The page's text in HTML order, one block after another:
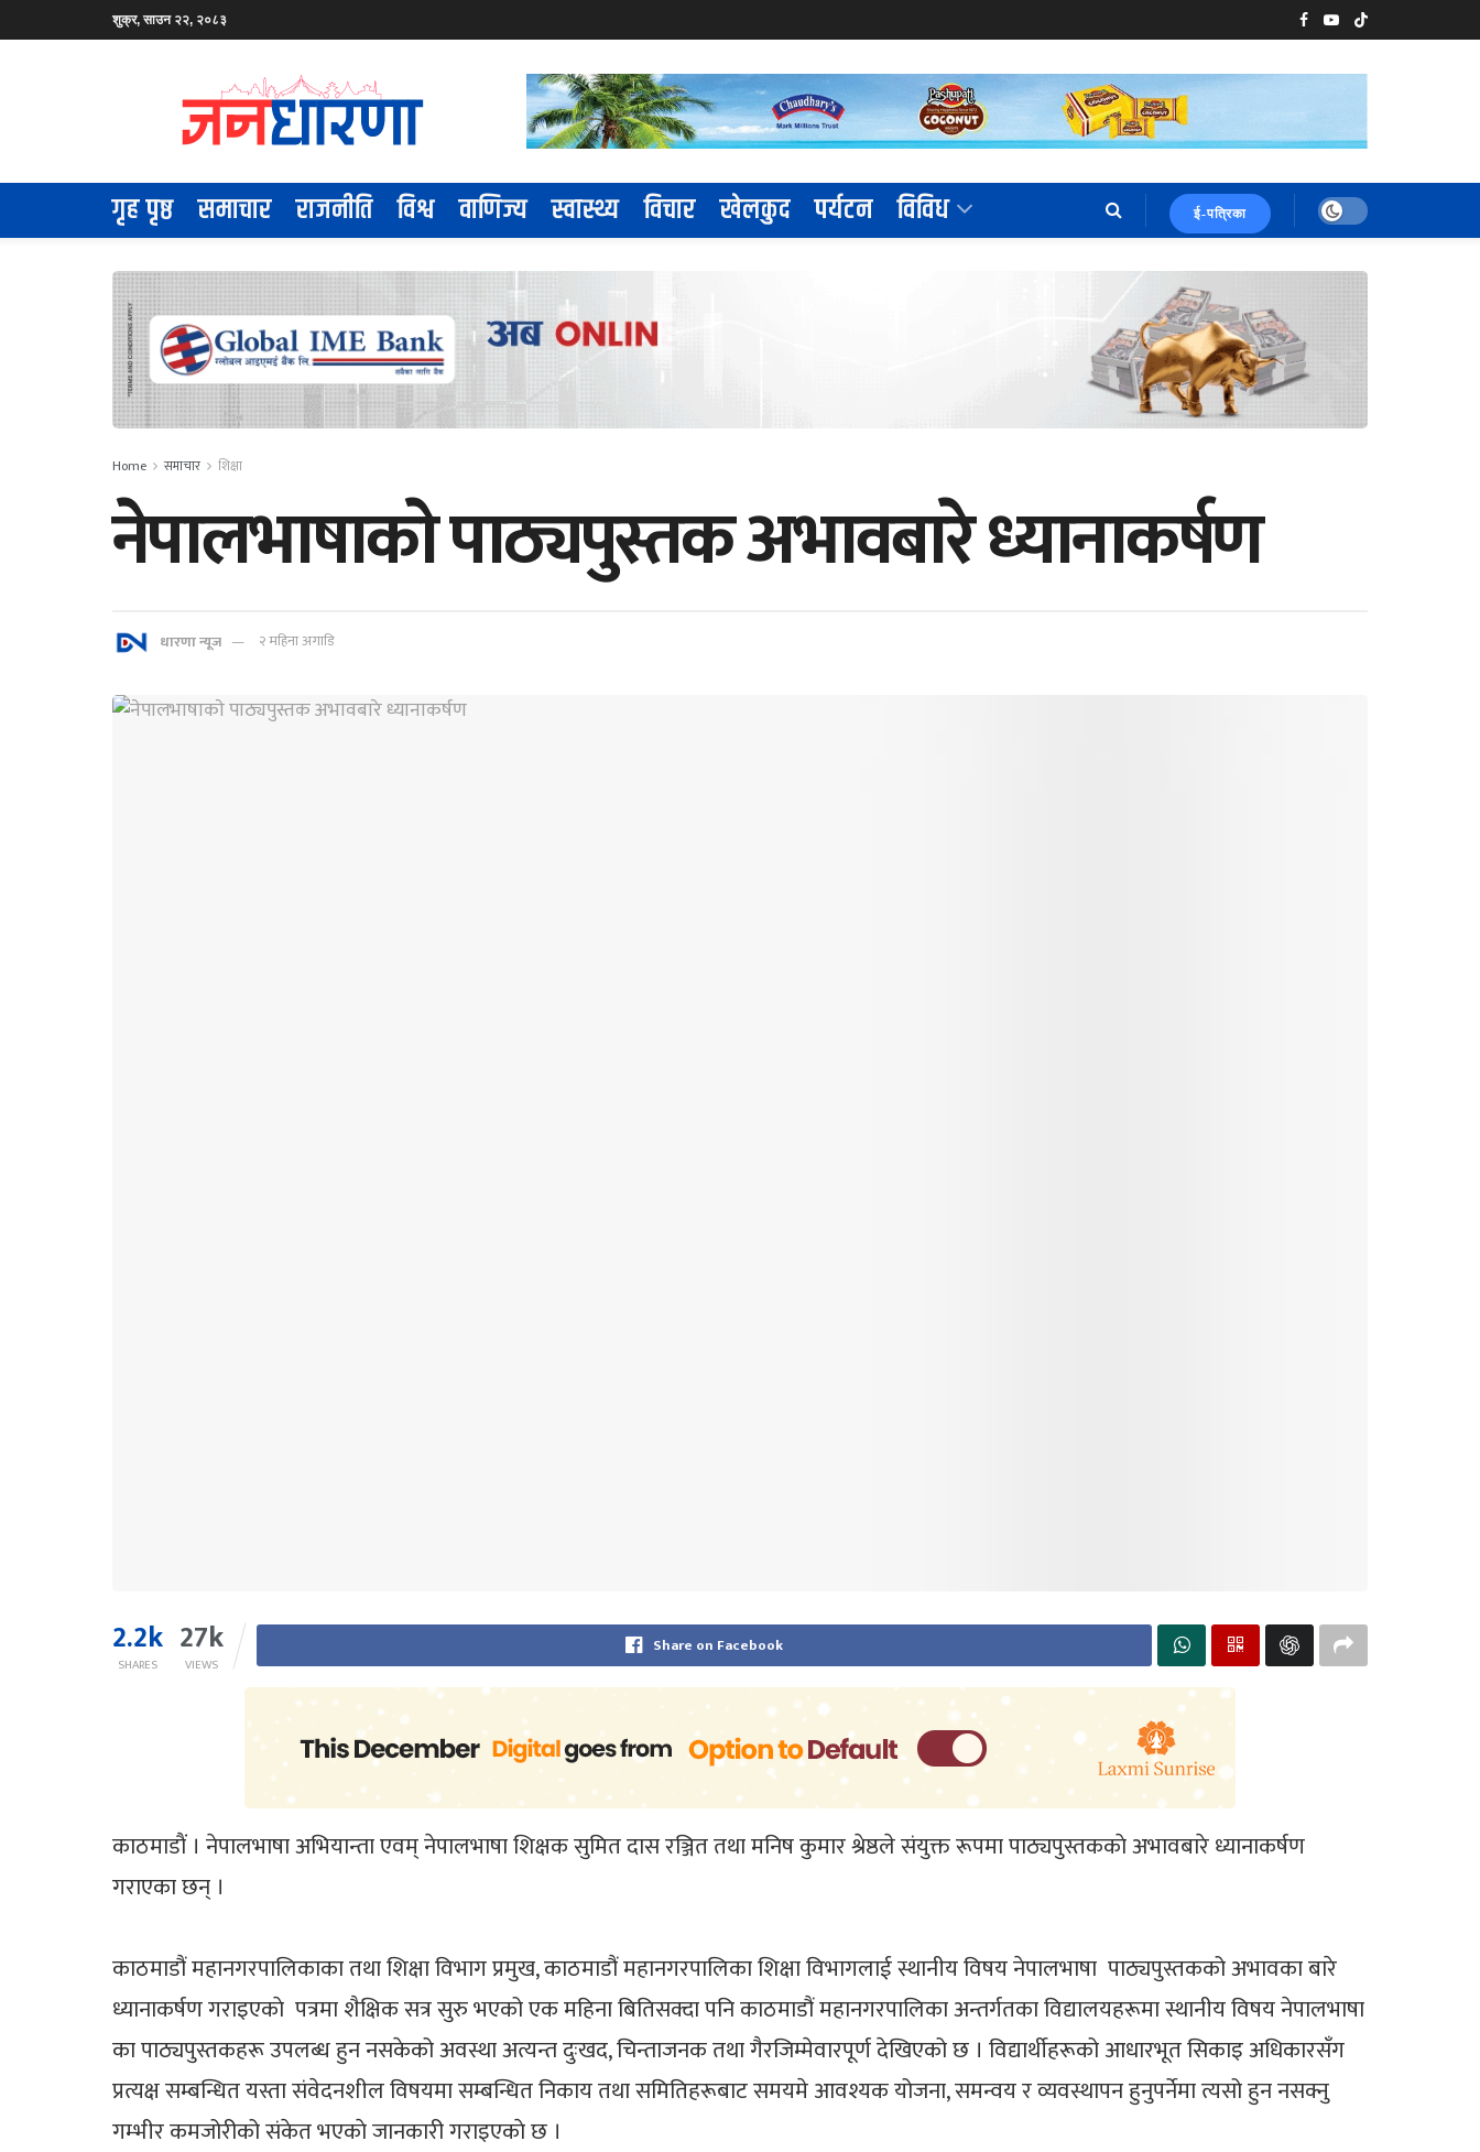
शुक्र, साउन २२, २०८३
गृह पृष्ठ समाचार राजनीति विश्व वाणिज्य स्वास्थ्य विचार खेलकुद पर्यटन विविध ई-पत्रिका
Home समाचार शिक्षा
नेपालभाषाकाे पाठ्यपुस्तक अभावबारे ध्यानाकर्षण
धारणा न्यूज २ महिना अगाडि
2.2k
SHARES
27k
VIEWS
Share on Facebook
काठमाडाैं । नेपालभाषा अभियान्ता एवम् नेपालभाषा शिक्षक सुमित दास रञ्जित तथा मनिष कुमार श्रेष्ठले संयुक्त रूपमा पाठ्यपुस्तककाे अभावबारे ध्यानाकर्षण
गराएका छन् ।
काठमाडौं महानगरपालिकाका तथा शिक्षा विभाग प्रमुख, काठमाडौं महानगरपालिका शिक्षा विभागलाई स्थानीय विषय नेपालभाषा पाठ्यपुस्तकको अभावका बारे
ध्यानाकर्षण गराइएकाे पत्रमा शैक्षिक सत्र सुरु भएको एक महिना बितिसक्दा पनि काठमाडौं महानगरपालिका अन्तर्गतका विद्यालयहरूमा स्थानीय विषय नेपालभाषा
का पाठ्यपुस्तकहरू उपलब्ध हुन नसकेको अवस्था अत्यन्त दुःखद, चिन्ताजनक तथा गैरजिम्मेवारपूर्ण देखिएको छ । विद्यार्थीहरूको आधारभूत सिकाइ अधिकारसँग
प्रत्यक्ष सम्बन्धित यस्ता संवेदनशील विषयमा सम्बन्धित निकाय तथा समितिहरूबाट समयमे आवश्यक योजना, समन्वय र व्यवस्थापन हुनुपर्नेमा त्यसो हुन नसक्नु
गम्भीर कमजोरीको संकेत भएकाे जानकारी गराइएकाे छ ।